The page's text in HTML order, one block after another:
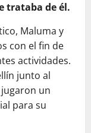
trataba de él.
Maluma y
con el fin de
actividades.
junto al
un
para su